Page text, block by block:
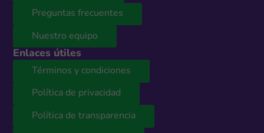
Preguntas frecuentes
Nuestro equipo
Enlaces útiles
Términos y condiciones
Política de privacidad
Política de transparencia